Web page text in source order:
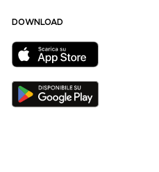
DOWNLOAD